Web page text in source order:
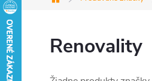
Domov
Renovality